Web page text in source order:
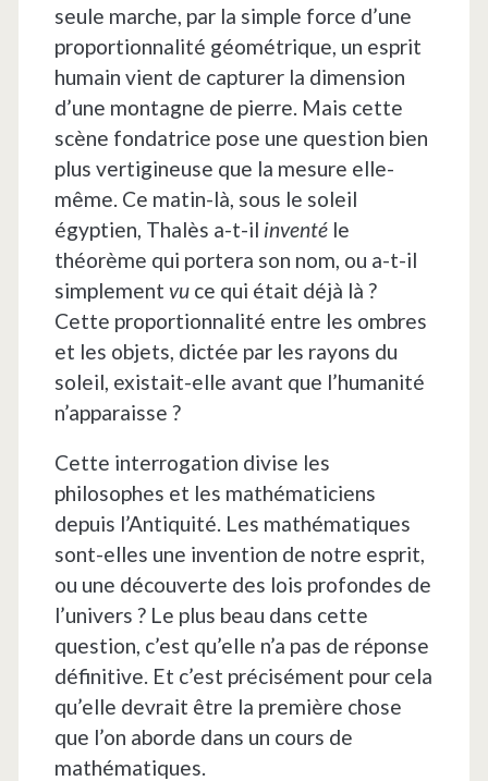
seule marche, par la simple force d’une
proportionnalité géométrique, un esprit
humain vient de capturer la dimension
d’une montagne de pierre. Mais cette
scène fondatrice pose une question bien
plus vertigineuse que la mesure elle-
même. Ce matin-là, sous le soleil
égyptien, Thalès a-t-il inventéle
théorème qui portera son nom, ou a-t-il
simplement vuce qui était déjà là ?
Cette proportionnalité entre les ombres
et les objets, dictée par les rayons du
soleil, existait-elle avant que l’humanité
n’apparaisse ?
Cette interrogation divise les
philosophes et les mathématiciens
depuis l’Antiquité. Les mathématiques
sont-elles une invention de notre esprit,
ou une découverte des lois profondes de
l’univers ? Le plus beau dans cette
question, c’est qu’elle n’a pas de réponse
définitive. Et c’est précisément pour cela
qu’elle devrait être la première chose
que l’on aborde dans un cours de
mathématiques.